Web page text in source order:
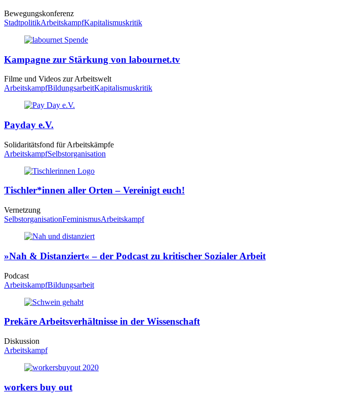
Bewegungskonferenz
StadtpolitikArbeitskampfKapitalismuskritik
Kampagne zur Stärkung von labournet​.tv
Filme und Videos zur Arbeitswelt
ArbeitskampfBildungsarbeitKapitalismuskritik
Payday e.V.
Solidaritätsfond für Arbeitskämpfe
ArbeitskampfSelbstorganisation
Tischler*innen aller Orten – Vereinigt euch!
Vernetzung
SelbstorganisationFeminismusArbeitskampf
»Nah & Distanziert« – der Podcast zu kritischer Sozialer Arbeit
Podcast
ArbeitskampfBildungsarbeit
Prekäre Arbeitsverhältnisse in der Wissenschaft
Diskussion
Arbeitskampf
workers buy out